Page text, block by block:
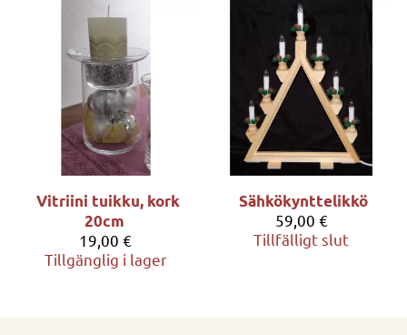
Vitriini tuikku, kork
20cm
19,00 €
Tillgänglig i lager
Sähkökynttelikkö
59,00 €
Tillfälligt slut